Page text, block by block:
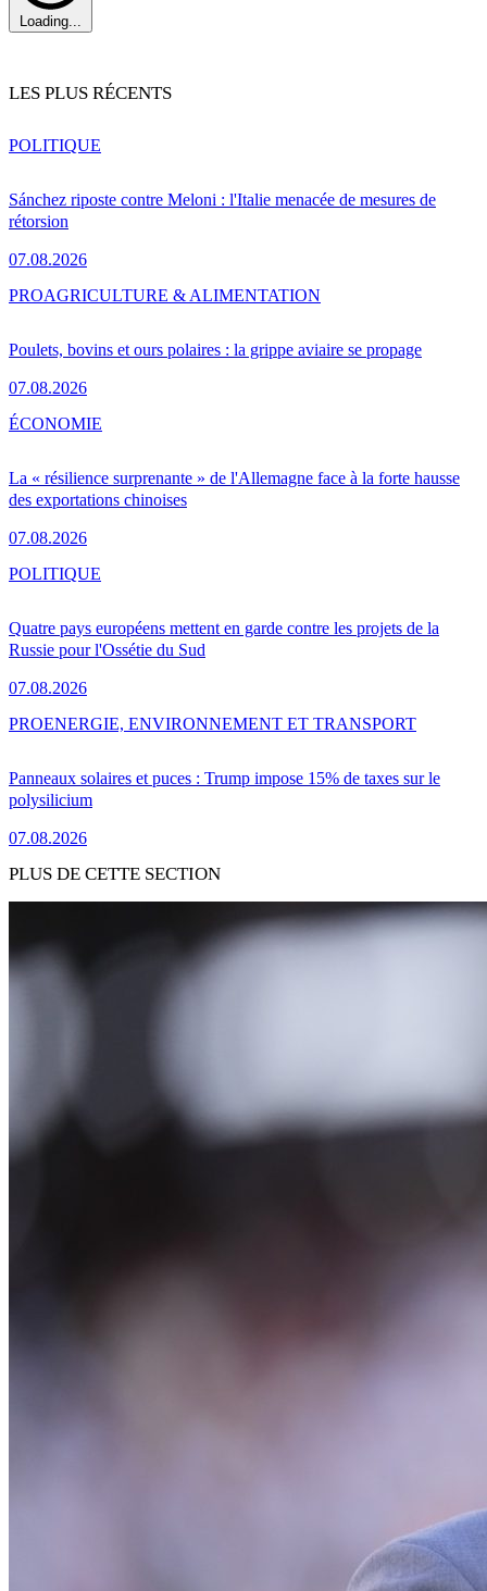
Loading...
LES PLUS RÉCENTS
Sánchez riposte contre Meloni : l'Italie menacée de mesures de
rétorsion
07.08.2026
POLITIQUE
Poulets, bovins et ours polaires : la grippe aviaire se propage
07.08.2026
PROAGRICULTURE & ALIMENTATION
La « résilience surprenante » de l'Allemagne face à la forte hausse
des exportations chinoises
07.08.2026
ÉCONOMIE
Quatre pays européens mettent en garde contre les projets de la
Russie pour l'Ossétie du Sud
07.08.2026
POLITIQUE
Panneaux solaires et puces : Trump impose 15% de taxes sur le
polysilicium
07.08.2026
PROENERGIE, ENVIRONNEMENT ET TRANSPORT
PLUS DE CETTE SECTION